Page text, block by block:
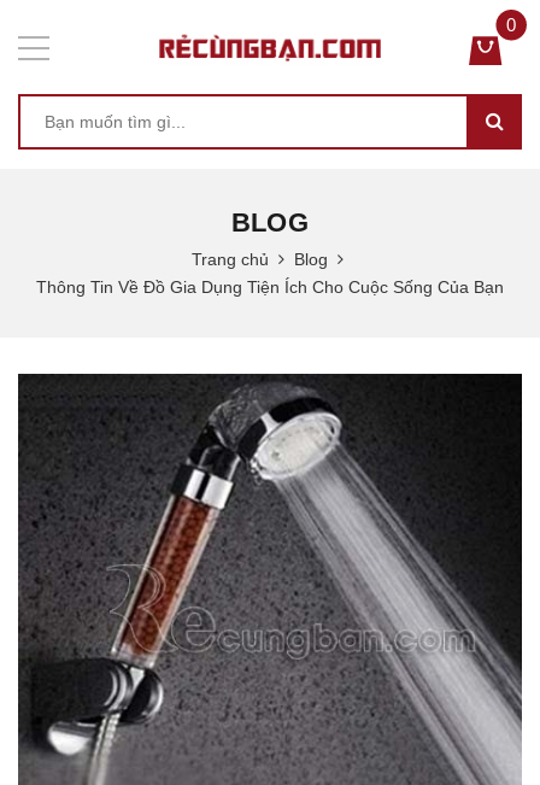
0
BLOG
Trang chủ
Blog
Thông Tin Về Đồ Gia Dụng Tiện Ích Cho Cuộc Sống Của Bạn